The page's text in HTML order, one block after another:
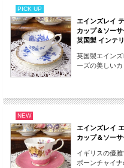
PICK UP
エインズレイ
カップ＆ソー
英国製 インテ
英国製エイン
ーズの美しいカ
NEW
エインズレイ
カップ＆ソーサ
イギリスの優
ボーンチャイ